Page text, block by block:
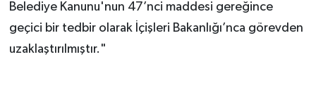
Belediye Kanunu'nun 47’nci maddesi gereğince
geçici bir tedbir olarak İçişleri Bakanlığı’nca görevden
uzaklaştırılmıştır."